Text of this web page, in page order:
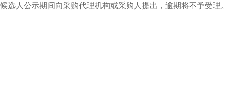
选人公示期间向采购代理机构或采购人提出，逾期将不予受理。